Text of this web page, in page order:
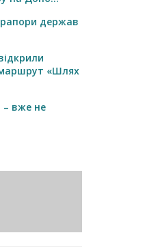
держав
«Шлях
– вже не